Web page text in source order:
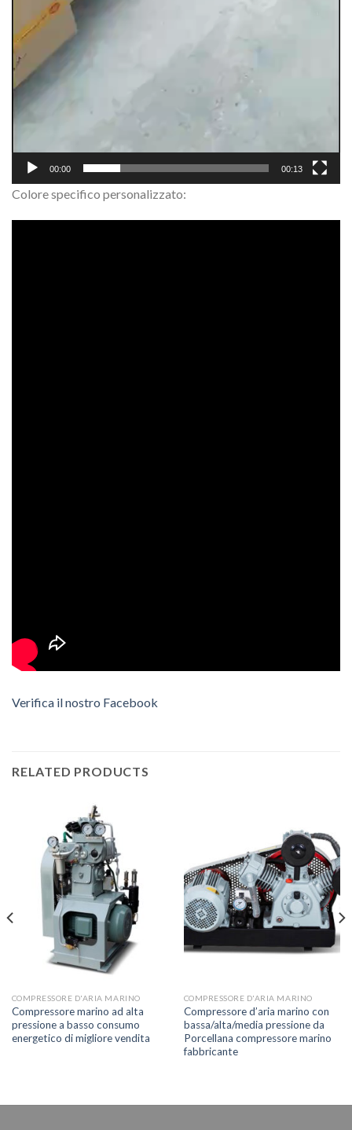
00:00 00:13
Colore specifico personalizzato:
Verifica il nostro Facebook
RELATED PRODUCTS
COMPRESSORE D'ARIA MARINO
Compressore marino ad alta
pressione a basso consumo
energetico di migliore vendita
COMPRESSORE D'ARIA MARINO
Compressore d’aria marino con
bassa/alta/media pressione da
Porcellana compressore marino
fabbricante